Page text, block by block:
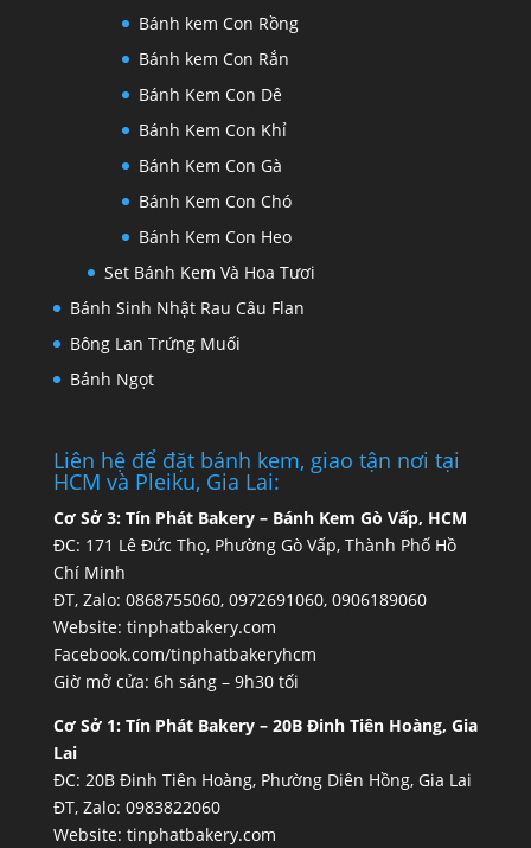
Bánh kem Con Rồng
Bánh kem Con Rắn
Bánh Kem Con Dê
Bánh Kem Con Khỉ
Bánh Kem Con Gà
Bánh Kem Con Chó
Bánh Kem Con Heo
Set Bánh Kem Và Hoa Tươi
Bánh Sinh Nhật Rau Câu Flan
Bông Lan Trứng Muối
Bánh Ngọt
Liên hệ để đặt bánh kem, giao tận nơi tại
HCM và Pleiku, Gia Lai:
Cơ Sở 3: Tín Phát Bakery – Bánh Kem Gò Vấp, HCM
ĐC: 171 Lê Đức Thọ, Phường Gò Vấp, Thành Phố Hồ
Chí Minh
ĐT, Zalo: 0868755060, 0972691060, 0906189060
Website: tinphatbakery.com
Facebook.com/tinphatbakeryhcm
Giờ mở cửa: 6h sáng – 9h30 tối
Cơ Sở 1: Tín Phát Bakery – 20B Đinh Tiên Hoàng, Gia
Lai
ĐC: 20B Đinh Tiên Hoàng, Phường Diên Hồng, Gia Lai
ĐT, Zalo: 0983822060
Website: tinphatbakery.com